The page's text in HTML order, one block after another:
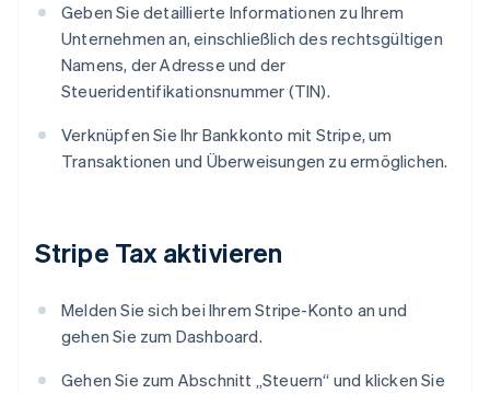
Geben Sie detaillierte Informationen zu Ihrem
Unternehmen an, einschließlich des rechtsgültigen
Namens, der Adresse und der
Steueridentifikationsnummer (TIN).
Verknüpfen Sie Ihr Bankkonto mit Stripe, um
Transaktionen und Überweisungen zu ermöglichen.
Stripe Tax aktivieren
Melden Sie sich bei Ihrem Stripe-Konto an und
gehen Sie zum Dashboard.
Gehen Sie zum Abschnitt „Steuern“ und klicken Sie